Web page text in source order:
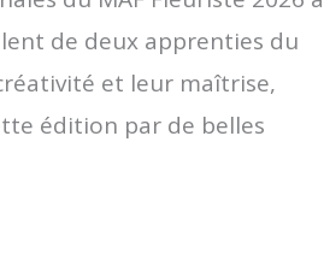
de deux apprenties du
et leur maîtrise,
édition par de belles